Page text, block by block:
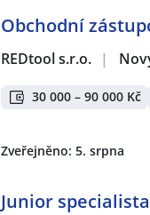
Obchodní
REDtool s.r.o. |
30 000 – 90 000 Kč
Zveřejněno: 5. srpna
Junior